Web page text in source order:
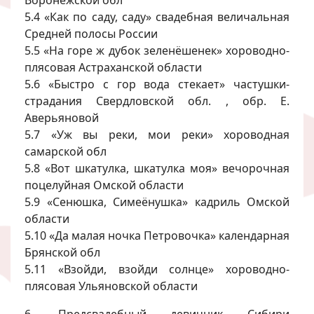
5.4 «Как по саду, саду» свадебная величальная
Средней полосы России
5.5 «На горе ж дубок зеленёшенек» хороводно-
плясовая Астраханской области
5.6 «Быстро с гор вода стекает» частушки-
страдания Свердловской обл. , обр. Е.
Аверьяновой
5.7 «Уж вы реки, мои реки» хороводная
самарской обл
5.8 «Вот шкатулка, шкатулка моя» вечорочная
поцелуйная Омской области
5.9 «Сенюшка, Симеёнушка» кадриль Омской
области
5.10 «Да малая ночка Петровочка» календарная
Брянской обл
5.11 «Взойди, взойди солнце» хороводно-
плясовая Ульяновской области